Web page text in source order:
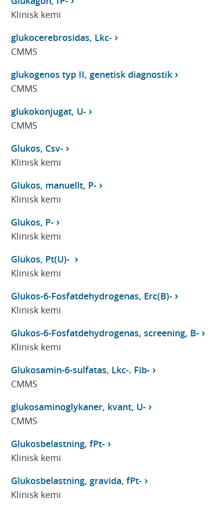
Klinisk kemi
glukocerebrosidas, Lkc-
CMMS
glukogenos typ II, genetisk diagnostik
CMMS
glukokonjugat, U-
CMMS
Glukos, Csv-
Klinisk kemi
Glukos, manuellt, P-
Klinisk kemi
Glukos, P-
Klinisk kemi
Glukos, Pt(U)-
Klinisk kemi
Glukos-6-Fosfatdehydrogenas, Erc(B)-
Klinisk kemi
Glukos-6-Fosfatdehydrogenas, screening, B-
Klinisk kemi
Glukosamin-6-sulfatas, Lkc-. Fib-
CMMS
glukosaminoglykaner, kvant, U-
CMMS
Glukosbelastning, fPt-
Klinisk kemi
Glukosbelastning, gravida, fPt-
Klinisk kemi